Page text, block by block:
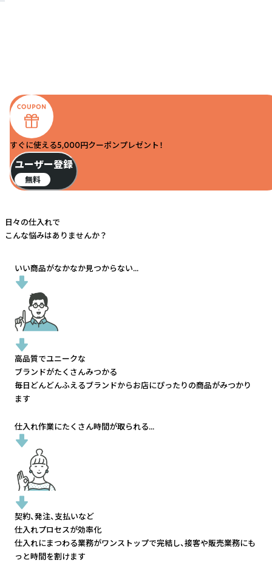
すぐに使える5,000円クーポンプレゼント！
ユーザー登録
無料
日々の仕入れで
こんな悩みはありませんか？
いい商品がなかなか見つからない...
高品質でユニークな
ブランドがたくさんみつかる
毎日どんどんふえるブランドからお店にぴったりの商品がみつかり
ます
仕入れ作業にたくさん時間が取られる...
契約、発注、支払いなど
仕入れプロセスが効率化
仕入れにまつわる業務がワンストップで完結し、接客や販売業務にも
っと時間を割けます